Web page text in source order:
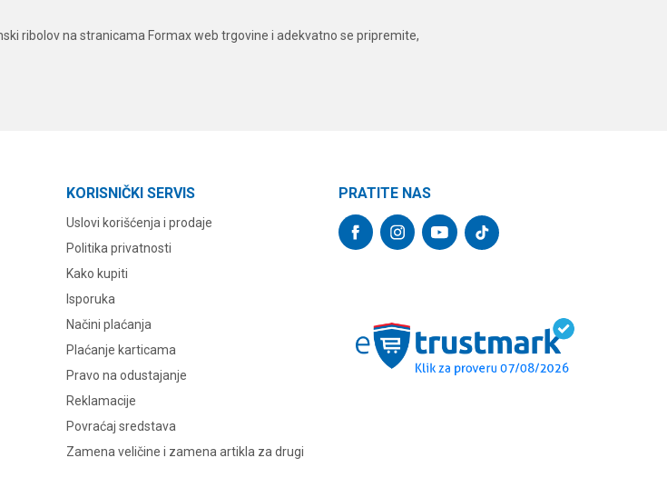
ribolov na stranicama Formax web trgovine i adekvatno se pripremite,
KORISNIČKI SERVIS
Uslovi korišćenja i prodaje
Politika privatnosti
Kako kupiti
Isporuka
Načini plaćanja
Plaćanje karticama
Pravo na odustajanje
Reklamacije
Povraćaj sredstava
Zamena veličine i zamena artikla za drugi
PRATITE NAS